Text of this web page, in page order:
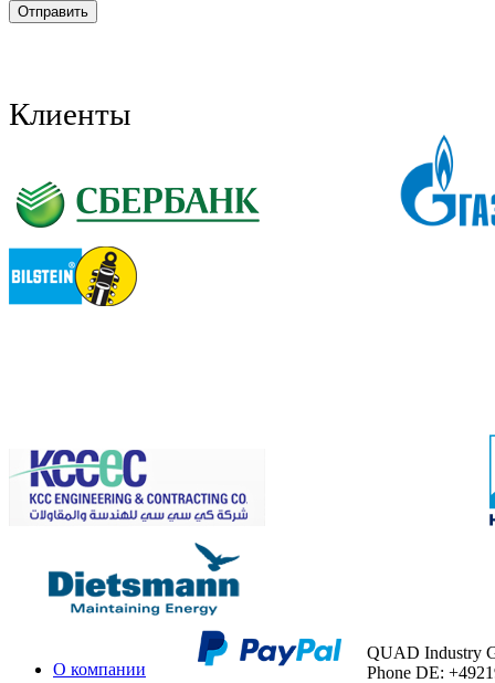
Клиенты
О компании
QUAD Industry
Phone DE: